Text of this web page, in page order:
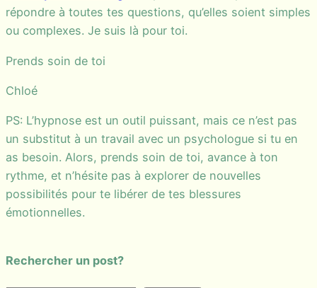
répondre à toutes tes questions, qu’elles soient simples
ou complexes. Je suis là pour toi.
Prends soin de toi
Chloé
PS: L’hypnose est un outil puissant, mais ce n’est pas
un substitut à un travail avec un psychologue si tu en
as besoin. Alors, prends soin de toi, avance à ton
rythme, et n’hésite pas à explorer de nouvelles
possibilités pour te libérer de tes blessures
émotionnelles.
Rechercher un post?